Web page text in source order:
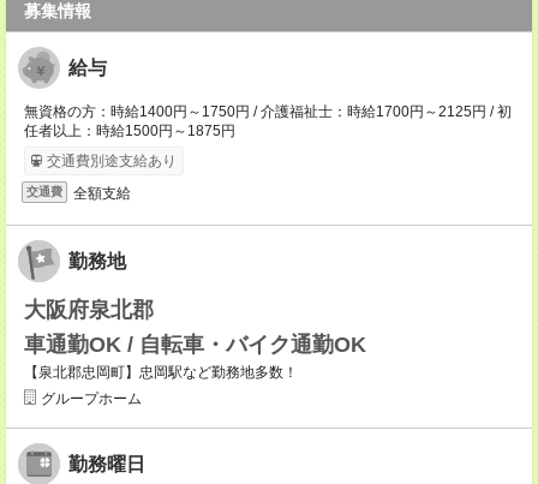
募集情報
給与
無資格の方：時給1400円～1750円 / 介護福祉士：時給1700円～2125円 / 初
任者以上：時給1500円～1875円
交通費別途支給あり
交通費 全額支給
勤務地
大阪府泉北郡
車通勤OK / 自転車・バイク通勤OK
【泉北郡忠岡町】忠岡駅など勤務地多数！
グループホーム
勤務曜日